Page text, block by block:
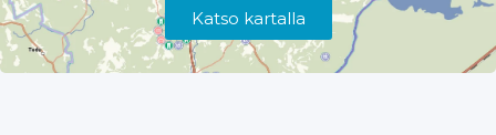
Katso kartalla